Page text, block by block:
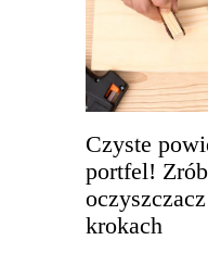
Czyste
portfel!
krokach